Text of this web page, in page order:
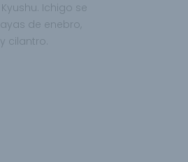
Ichigo se
de enebro,
cilantro.